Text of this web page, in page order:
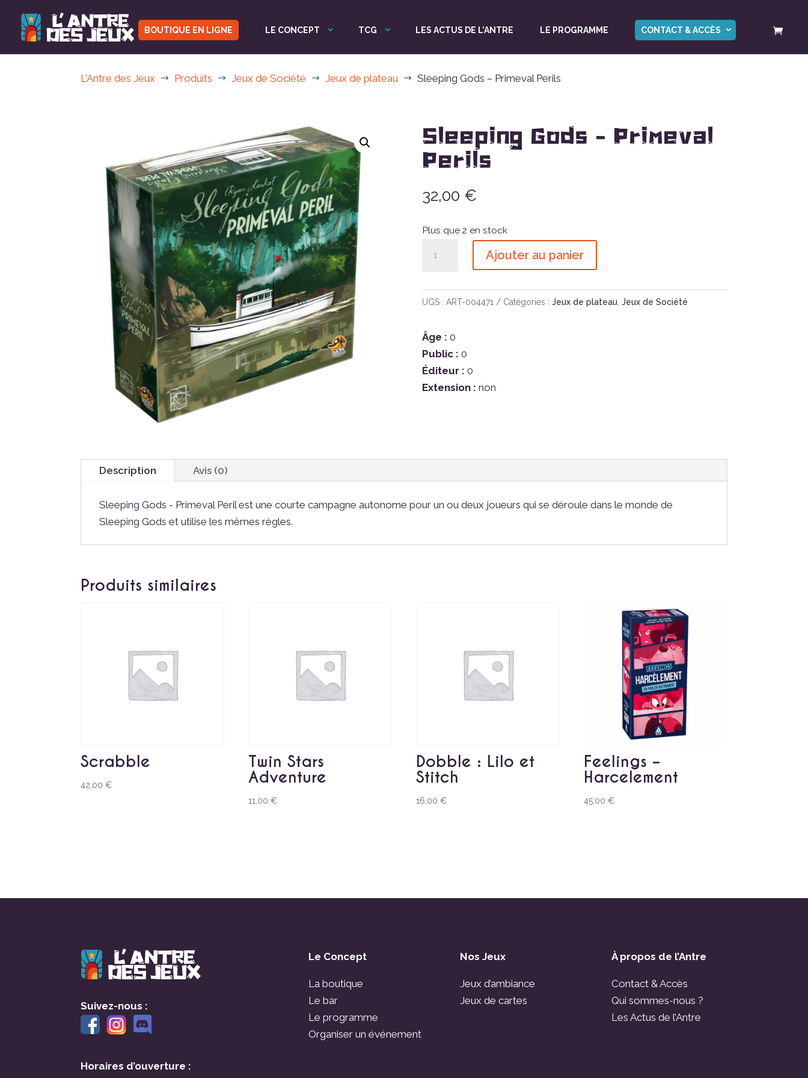
BOUTIQUE EN LIGNE LE CONCEPT TCG LES ACTUS DE L’ANTRE LE PROGRAMME CONTACT & ACCÈS
L'Antre des Jeux $ Produits $ Jeux de Société $ Jeux de plateau $ Sleeping Gods – Primeval Perils
Sleeping Gods – Primeval
Perils
32,00 €
Plus que 2 en stock
Gods
Primeval
Perils
Ajouter au panier
UGS : ART-004471 Catégories : Jeux de plateau, Jeux de Société
Âge : 0
Public : 0
Éditeur : 0
Extension : non
Description Avis (0)
Sleeping Gods - Primeval Peril est une courte campagne autonome pour un ou deux joueurs qui se déroule dans le monde de
Sleeping Gods et utilise les mêmes règles.
Produits similaires
Scrabble
42,00€
Twin Stars
Adventure
11,00€
Dobble : Lilo et
Stitch
16,00€
Feelings –
Harcelement
45,00€
Suivez-nous :
Horaires d’ouverture :
Le Concept
La boutique
Le bar
Le programme
Organiser un événement
Nos Jeux
Jeux d’ambiance
Jeux de cartes
À propos de l’Antre
Contact & Accès
Qui sommes-nous ?
Les Actus de l’Antre